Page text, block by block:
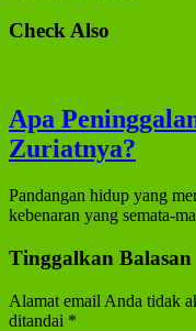
Check Also
Apa
Zuriatnya?
Pandangan hidup yang
kebenaran yang semata-
Tinggalkan Balasan
Alamat email Anda tidak
ditandai *